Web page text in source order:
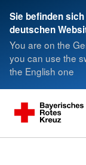
Sie befinden
deutschen
You are on the
you can use the
the English one